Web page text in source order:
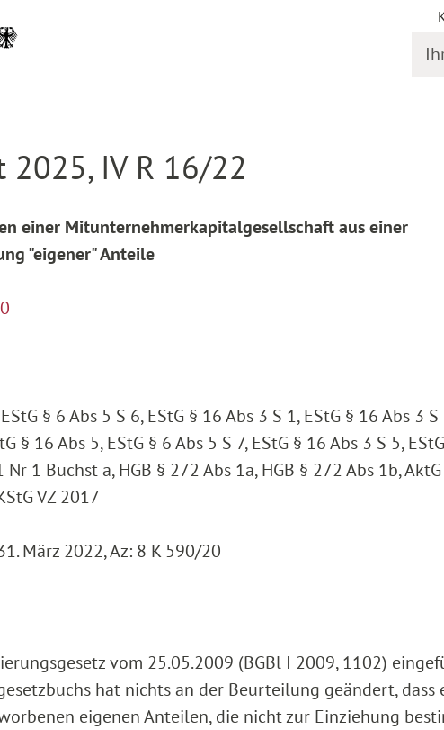
2025, IV R 16/22
einer Mitunternehmerkapitalgesellschaft aus einer
"eigener" Anteile
§ 6 Abs 5 S 6, EStG § 16 Abs 3 S 1, EStG § 16 Abs 3 S
§ 16 Abs 5, EStG § 6 Abs 5 S 7, EStG § 16 Abs 3 S 5,
1 Buchst a, HGB § 272 Abs 1a, HGB § 272 Abs 1b,
VZ 2017
März 2022, Az: 8 K 590/20
vom 25.05.2009 (BGBl I 2009, 1102)
hat nichts an der Beurteilung geändert, dass
eigenen Anteilen, die nicht zur Einziehung